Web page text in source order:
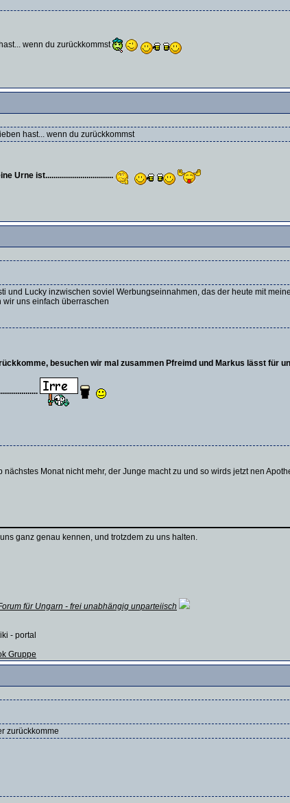
wenn du zurückkommst
hast... wenn du zurückkommst
Urne ist.................................
und Lucky inzwischen soviel Werbungseinnahmen, das der heute mit
wir uns einfach überraschen
besuchen wir mal zusammen Pfreimd und Markus lässt für
nächstes Monat nicht mehr, der Junge macht zu und so wirds jetzt nen
ganz genau kennen, und trotzdem zu uns halten.
für Ungarn - frei unabhängig unparteiisch
- portal
Gruppe
zurückkomme